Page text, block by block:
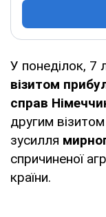
У понеділок, 7
візитом
справ
другим
зусилля
спричиненої
країни.